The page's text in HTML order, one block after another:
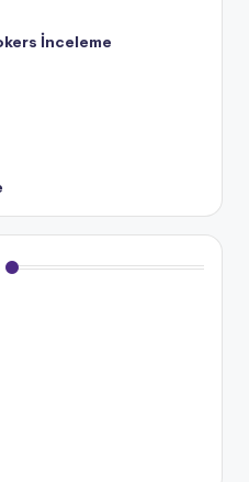
İnceleme